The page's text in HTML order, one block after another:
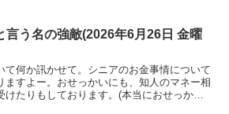
言う名の強敵(2026年6月26日 金曜
て何か訊かせて。シニアのお金事情について
ますよー。おせっかいにも、知人のマネー相
たりもしております。(本当におせっかい